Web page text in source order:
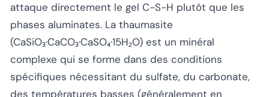
attaque directement le gel C-S-H plutôt que les
phases aluminates. La thaumasite
(CaSiO₃·CaCO₃·CaSO₄·15H₂O) est un minéral
complexe qui se forme dans des conditions
spécifiques nécessitant du sulfate, du carbonate,
des températures basses (généralement en